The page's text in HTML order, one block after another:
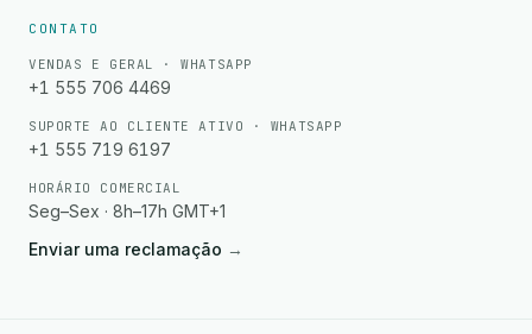
CONTATO
VENDAS E GERAL · WHATSAPP
+1 555 706 4469
SUPORTE AO CLIENTE ATIVO · WHATSAPP
+1 555 719 6197
HORÁRIO COMERCIAL
Seg–Sex · 8h–17h GMT+1
Enviar uma reclamação →